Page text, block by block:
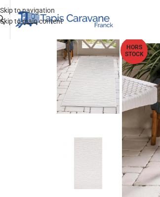
Skip to navigation
Skip to main content
HORS
STOCK